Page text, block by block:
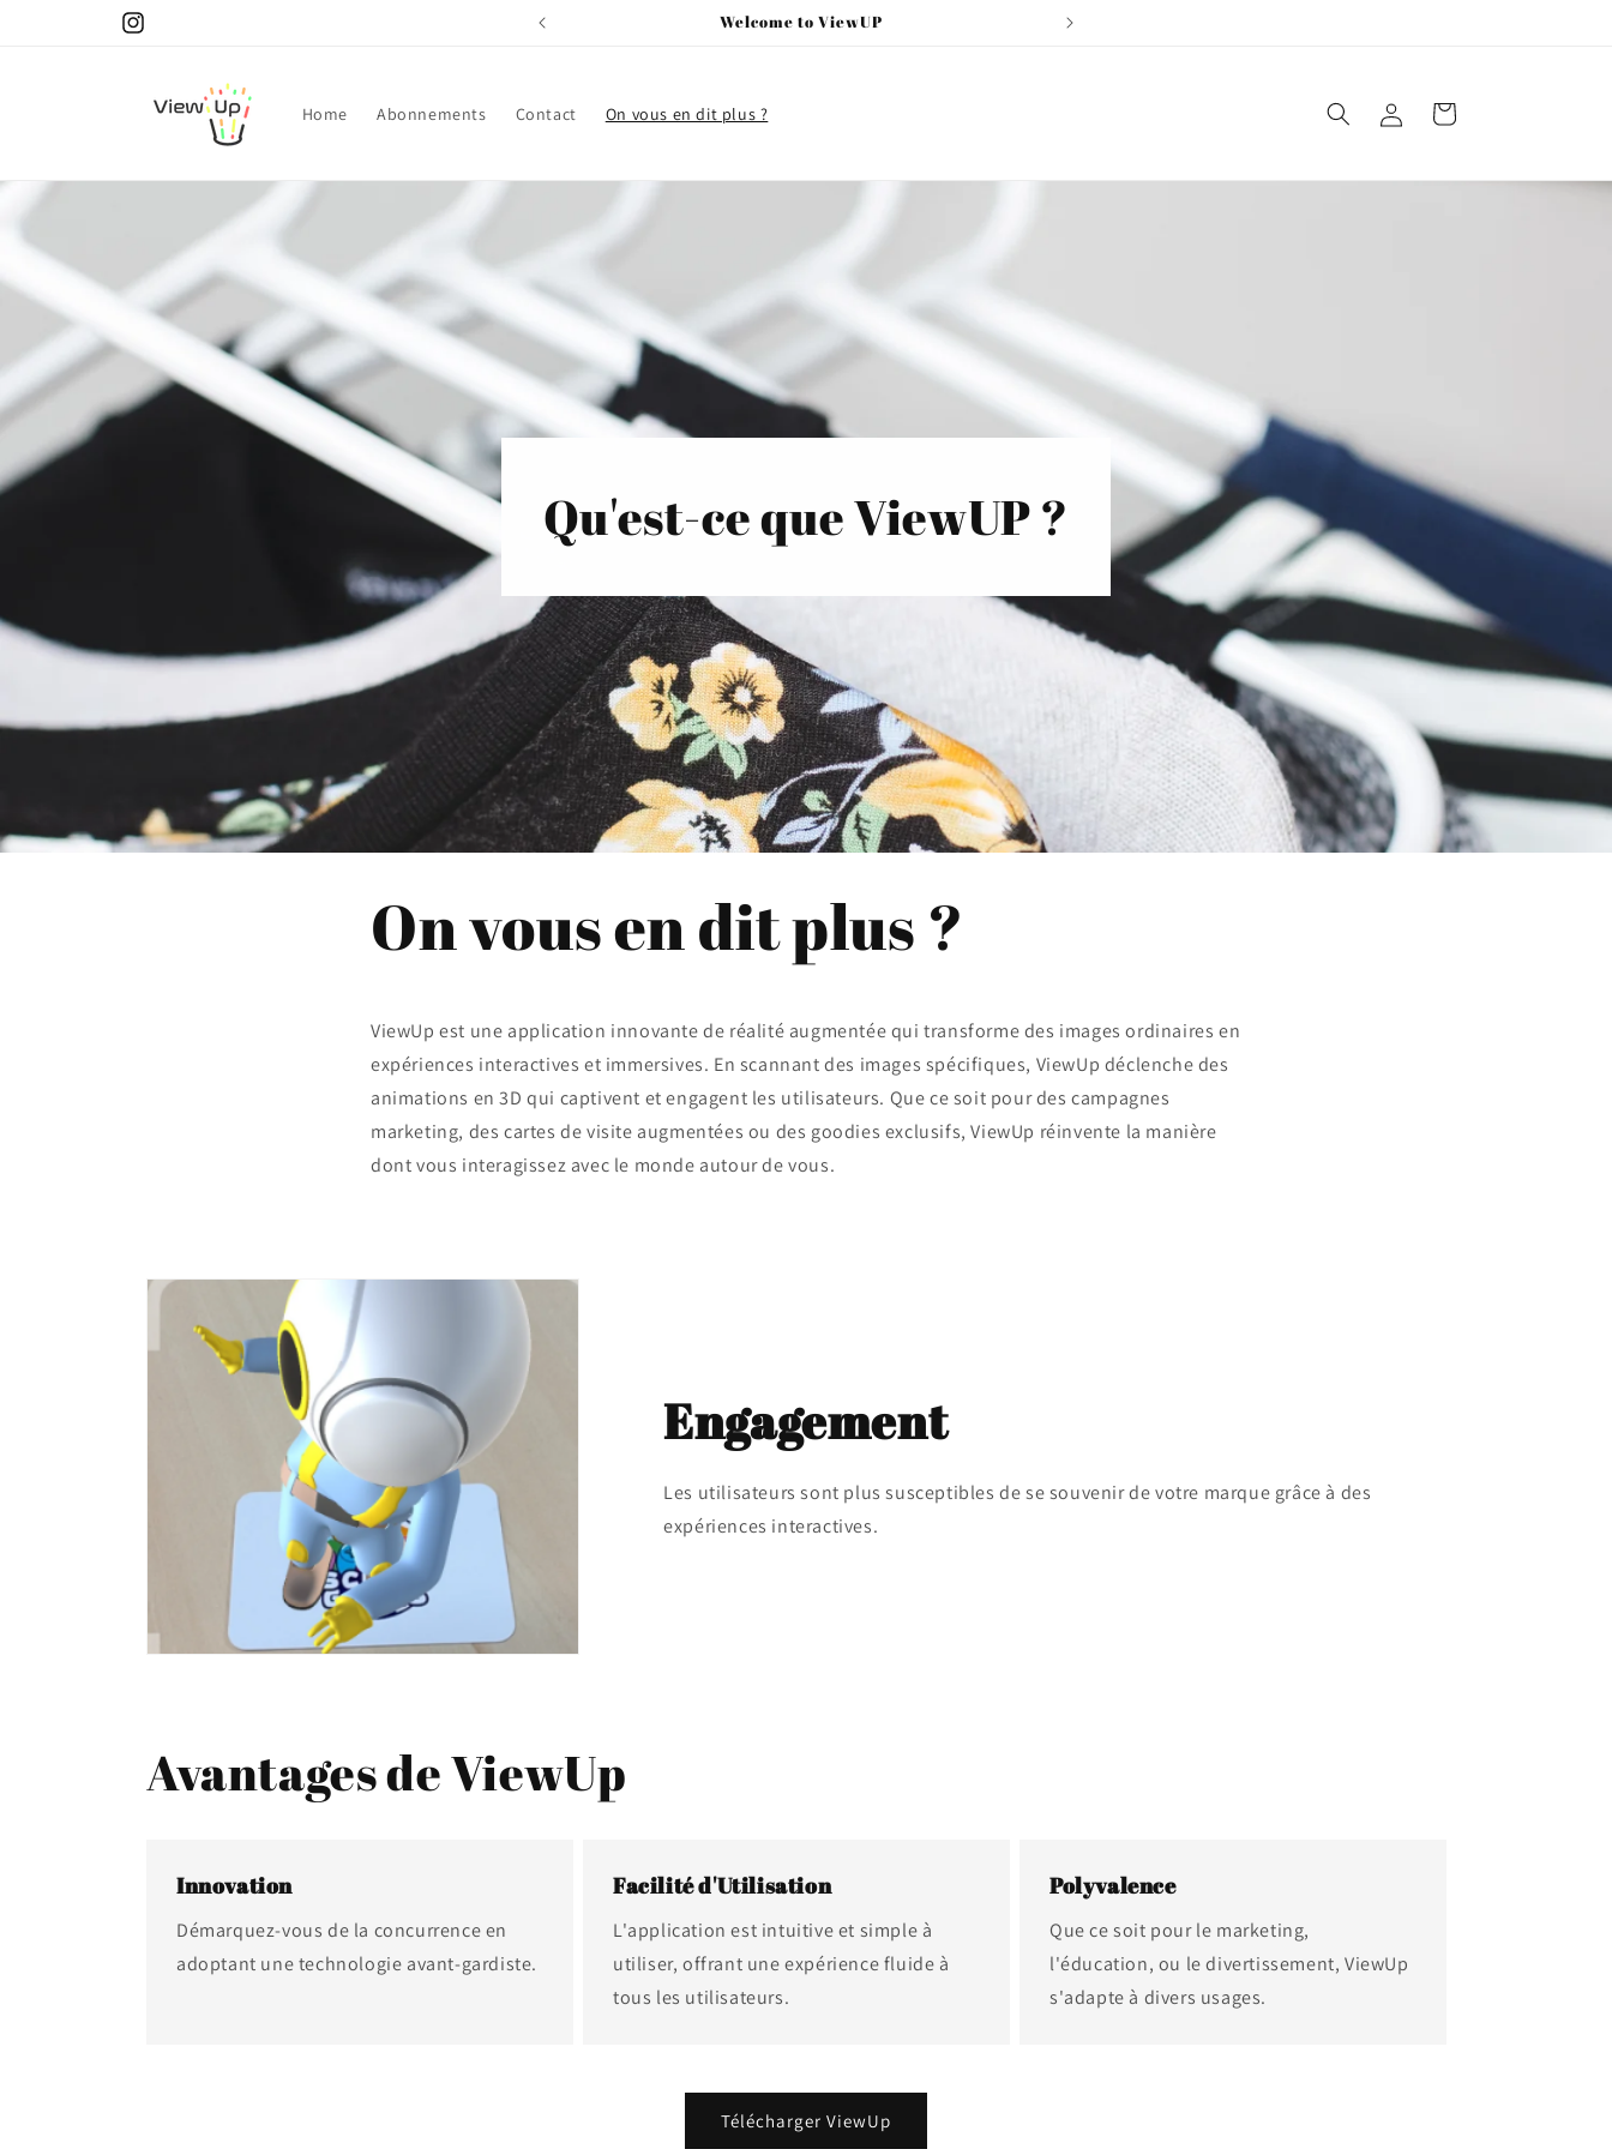
Instagram
Welcome to ViewUP
Home Abonnements Contact On vous en dit plus ?
in
Cart
Qu'est-ce que ViewUP ?
On vous en dit plus ?
ViewUp est une application innovante de réalité augmentée qui transforme des images ordinaires en
expériences interactives et immersives. En scannant des images spécifiques, ViewUp déclenche des
animations en 3D qui captivent et engagent les utilisateurs. Que ce soit pour des campagnes
marketing, des cartes de visite augmentées ou des goodies exclusifs, ViewUp réinvente la manière
dont vous interagissez avec le monde autour de vous.
Engagement
Les utilisateurs sont plus susceptibles de se souvenir de votre marque grâce à des
expériences interactives.
Avantages de ViewUp
Innovation
Démarquez-vous de la concurrence en
adoptant une technologie avant-gardiste.
Facilité d'Utilisation
L'application est intuitive et simple à
utiliser, offrant une expérience fluide à
tous les utilisateurs.
Polyvalence
Que ce soit pour le marketing,
l'éducation, ou le divertissement, ViewUp
s'adapte à divers usages.
Télécharger ViewUp